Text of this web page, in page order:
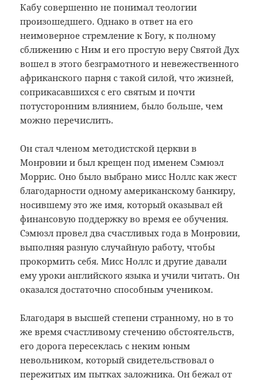
Кабу совершенно не понимал теологии
произошедшего. Однако в ответ на его
неимоверное стремление к Богу, к полному
сближению с Ним и его простую веру Святой Дух
вошел в этого безграмотного и невежественного
африканского парня с такой силой, что жизней,
соприкасавшихся с его святым и почти
потусторонним влиянием, было больше, чем
можно перечислить.
Он стал членом методистской церкви в
Монровии и был крещен под именем Сэмюэл
Моррис. Оно было выбрано мисс Ноллс как жест
благодарности одному американскому банкиру,
носившему это же имя, который оказывал ей
финансовую поддержку во время ее обучения.
Сэмюзл провел два счастливых года в Монровии,
выполняя разную случайную работу, чтобы
прокормить себя. Мисс Ноллс и другие давали
ему уроки английского языка и учили читать. Он
оказался достаточно способным учеником.
Благодаря в высшей степени странному, но в то
же время счастливому стечению обстоятельств,
его дорога пересеклась с неким юным
невольником, который свидетельствовал о
пережитых им пытках заложника. Он бежал от